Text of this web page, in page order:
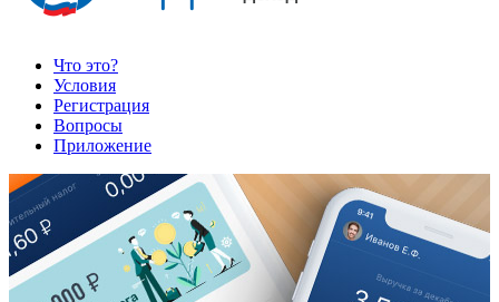
Что это?
Условия
Регистрация
Вопросы
Приложение